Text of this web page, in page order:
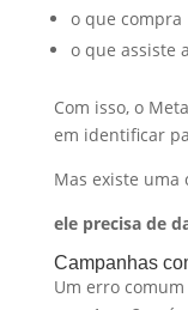
o que compra
o que assiste
Com isso, o
em identificar
Mas existe uma
ele precisa de
Campanhas
Um erro